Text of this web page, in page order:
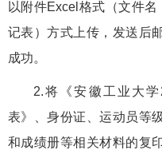
以附件Excel格式（文件
记表）方式上传，发送后
成功。
2.将《安徽工业大
表》、身份证、运动员等
和成绩册等相关材料的复